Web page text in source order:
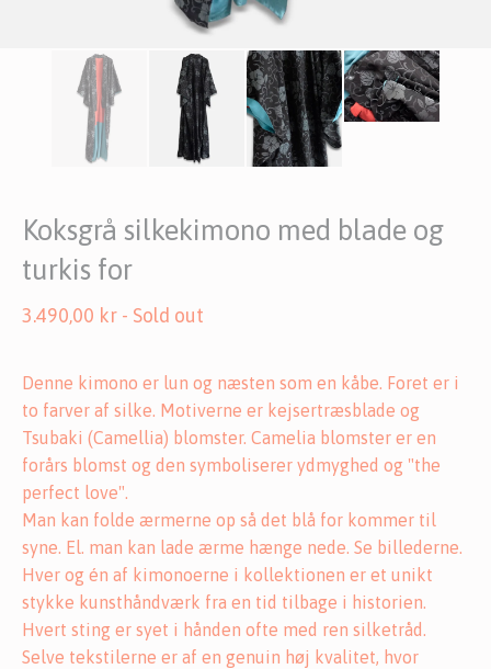
Koksgrå silkekimono med blade og
turkis for
3.490,00 kr - Sold out
Denne kimono er lun og næsten som en kåbe. Foret er i
to farver af silke. Motiverne er kejsertræsblade og
Tsubaki (Camellia) blomster. Camelia blomster er en
forårs blomst og den symboliserer ydmyghed og "the
perfect love".
Man kan folde ærmerne op så det blå for kommer til
syne. El. man kan lade ærme hænge nede. Se billederne.
Hver og én af kimonoerne i kollektionen er et unikt
stykke kunsthåndværk fra en tid tilbage i historien.
Hvert sting er syet i hånden ofte med ren silketråd.
Selve tekstilerne er af en genuin høj kvalitet, hvor